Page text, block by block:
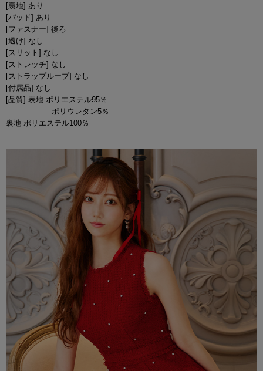
[裏地] あり
[パッド] あり
[ファスナー] 後ろ
[透け] なし
[スリット] なし
[ストレッチ] なし
[ストラップループ] なし
[付属品] なし
[品質] 表地 ポリエステル95％
ポリウレタン5％
裏地 ポリエステル100％